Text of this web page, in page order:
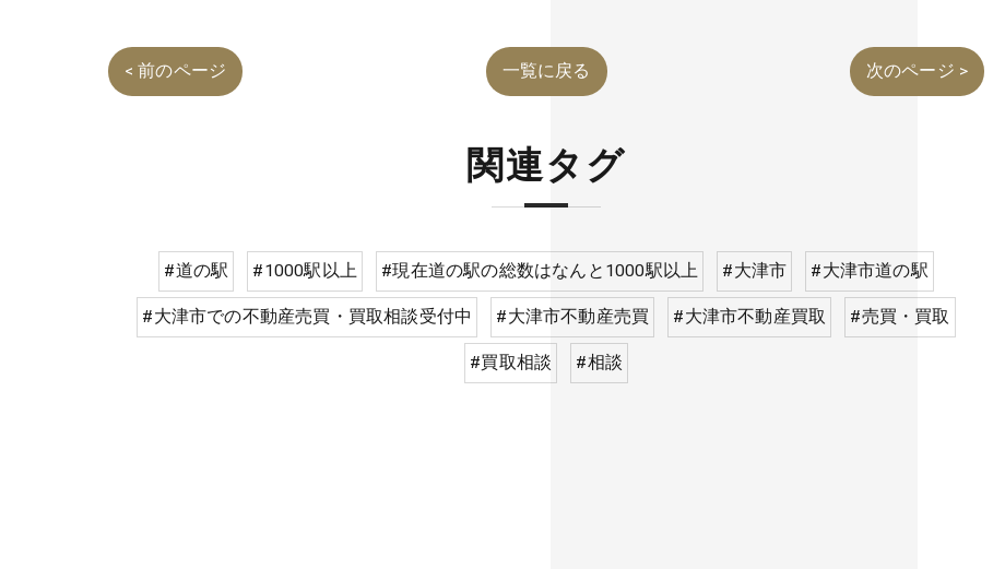
< 前のページ 一覧に戻る 次のページ >
関連タグ
#道の駅 #1000駅以上 #現在道の駅の総数はなんと1000駅以上 #大津市 #大津市道の駅
#大津市での不動産売買・買取相談受付中 #大津市不動産売買 #大津市不動産買取 #売買・買取
#買取相談 #相談